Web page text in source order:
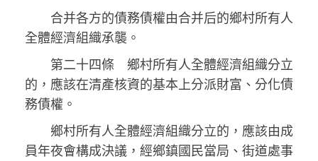
合并各方的債務債權由合并后的鄉村所有人
全體經濟組織承襲。
第二十四條 鄉村所有人全體經濟組織分立
的，應該在清產核資的基本上分派財富、分化債
務債權。
鄉村所有人全體經濟組織分立的，應該由成
員年夜會構成決議，經鄉鎮國民當局、街道處事